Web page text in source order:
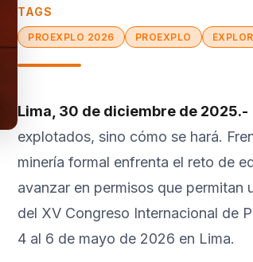
TAGS
PROEXPLO 2026 PROEXPLO
Lima, 30 de diciembre de 2025.-
explotados, sino cómo se hará.
minería formal enfrenta el reto de
avanzar en permisos que
del XV Congreso Internacional de
4 al 6 de mayo de 2026 en Lima.